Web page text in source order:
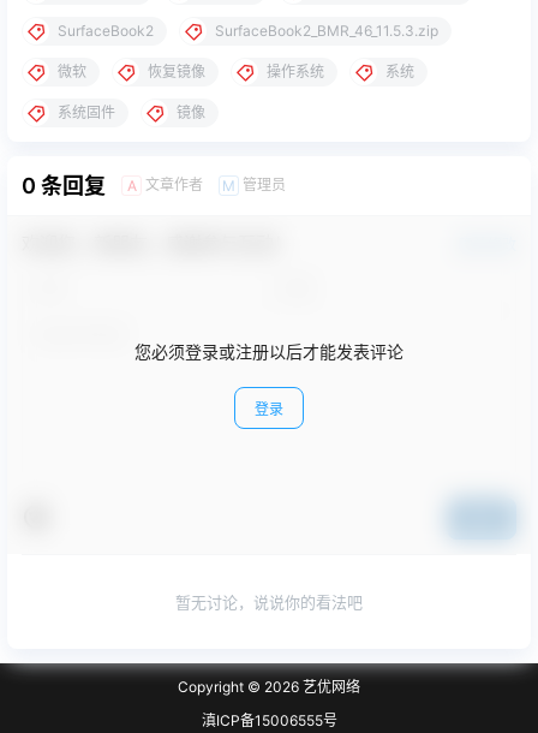
SurfaceBook2 SurfaceBook2_BMR_46_11.5.3.zip
微软 恢复镜像 操作系统 系统
系统固件 镜像
0 条回复 A 文章作者 M 管理员
您必须登录或注册以后才能发表评论
登录
暂无讨论，说说你的看法吧
Copyright © 2026 艺优网络
滇ICP备15006555号